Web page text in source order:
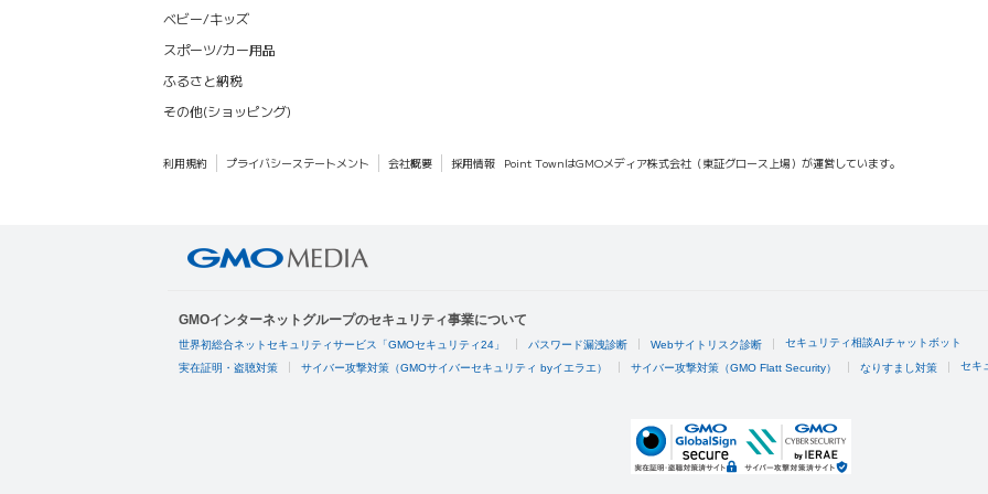
ベビー/キッズ
スポーツ/カー用品
ふるさと納税
その他(ショッピング)
利用規約 プライバシーステートメント 会社概要 採用情報 Point TownはGMOメディア株式会社（東証グロース上場）が運営しています。
GMOインターネットグループのセキュリティ事業について
世界初総合ネットセキュリティサービス「GMOセキュリティ24」 パスワード漏洩診断 Webサイトリスク診断 セキュリティ相談AIチャットボット
実在証明・盗聴対策 サイバー攻撃対策（GMOサイバーセキュリティ byイエラエ） サイバー攻撃対策（GMO Flatt Security） なりすまし対策 セキ